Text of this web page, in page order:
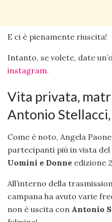
E ci è pienamente riuscita!
Intanto, se volete, date
instagram.
Vita privata,
Antonio
Come è noto, Angela
partecipanti più in vista del
Uomini e Donne edizione
All’interno della
campana ha avuto varie
non è uscita con Antonio